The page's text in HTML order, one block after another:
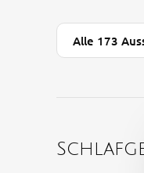
Alle 173